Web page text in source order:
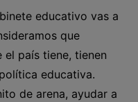
educativo vas a
que
el país tiene, tienen
educativa.
de arena, ayudar a